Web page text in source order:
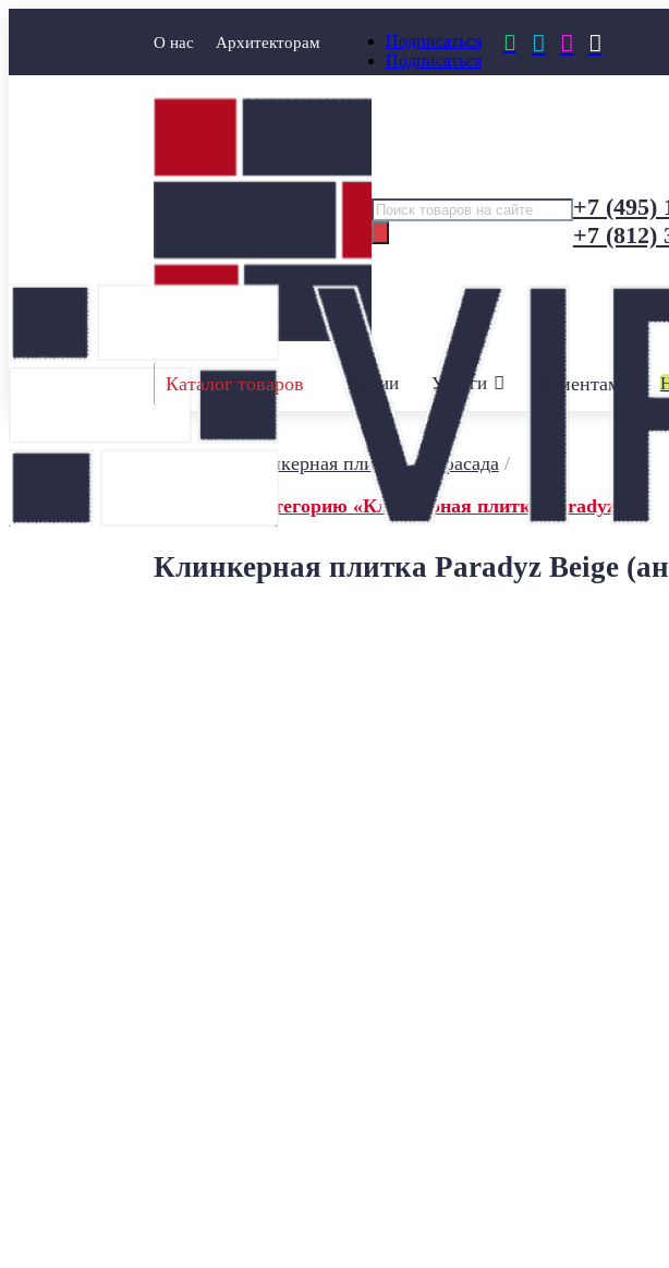
О нас Архитекторам
Подписаться
Подписаться
   
Поиск
товаров
+7 (495)
+7 (812)
Каталог товаров Акции Услуги Клиентам
Клинкерная плитка для фасада/
← Назад в категорию «Клинкерная плитка Paradyz»
Клинкерная плитка Paradyz Beige